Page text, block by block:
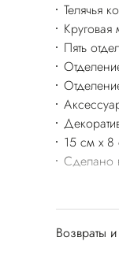
Телячья
Круговая
Пять
15 см x 8
Сделано
Возвраты